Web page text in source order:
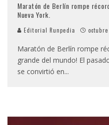
Maratón de Berlín rompe
Nueva York.
Editorial Runpedia
Maratón de Berlín rompe
grande del mundo! El
se convirtió en...